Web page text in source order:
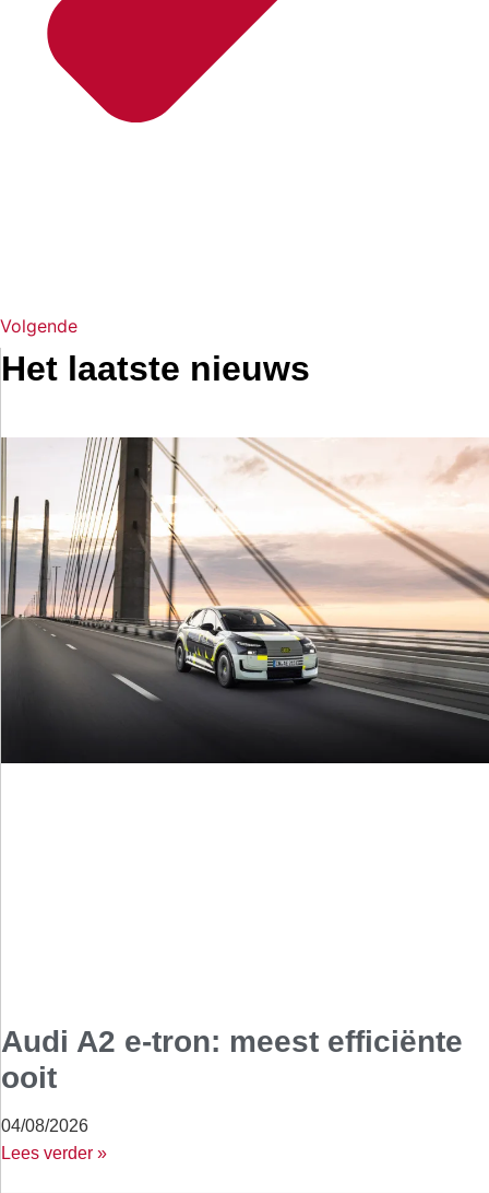
Volgende
Het laatste nieuws
Audi A2 e-tron: meest efficiënte
ooit
04/08/2026
Lees verder »